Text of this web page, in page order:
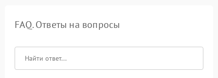
FAQ. Ответы на вопросы